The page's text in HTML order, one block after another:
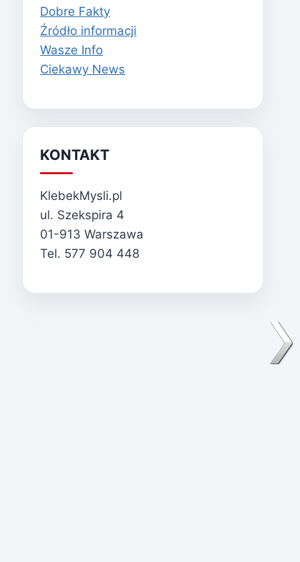
Dobre Fakty
Źródło informacji
Wasze Info
Ciekawy News
KONTAKT
KlebekMysli.pl
ul. Szekspira 4
01-913 Warszawa
Tel. 577 904 448